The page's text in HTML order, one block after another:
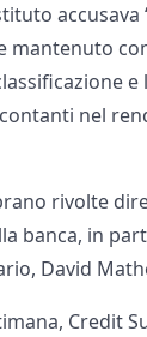
mantenuto
nel
rivolte
banca, in
David
Credit